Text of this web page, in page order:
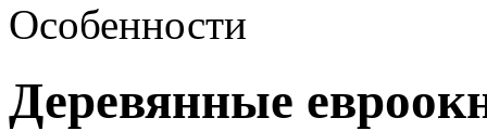
Особенности
Деревянные